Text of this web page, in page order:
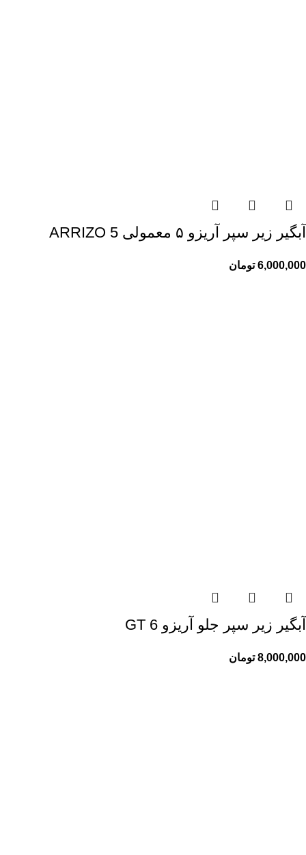
آبگیر زیر سپر آریزو ۵ معمولی ARRIZO 5
6,000,000 تومان
آبگیر زیر سپر جلو آریزو 6 GT
8,000,000 تومان